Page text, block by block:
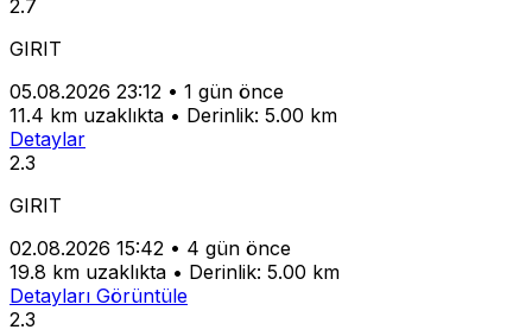
2.7
GIRIT
05.08.2026 23:12 • 1 gün önce
11.4 km uzaklıkta • Derinlik: 5.00 km
Detaylar
2.3
GIRIT
02.08.2026 15:42 • 4 gün önce
19.8 km uzaklıkta • Derinlik: 5.00 km
Detayları Görüntüle
2.3